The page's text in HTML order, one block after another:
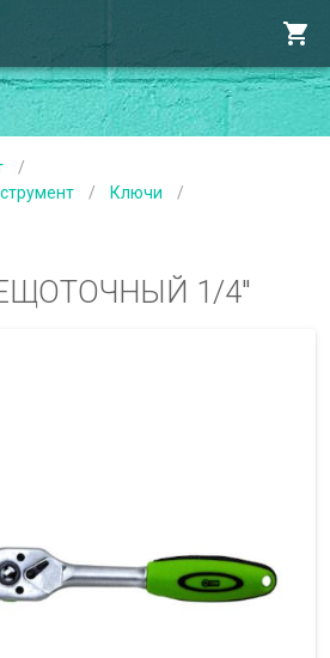
/
/ Ключи
/
1/4"